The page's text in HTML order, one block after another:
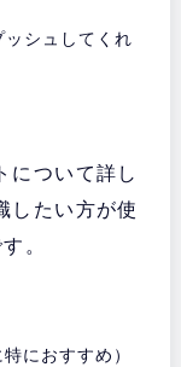
シュしてくれ
について詳し
したい方が使
。
におすすめ）